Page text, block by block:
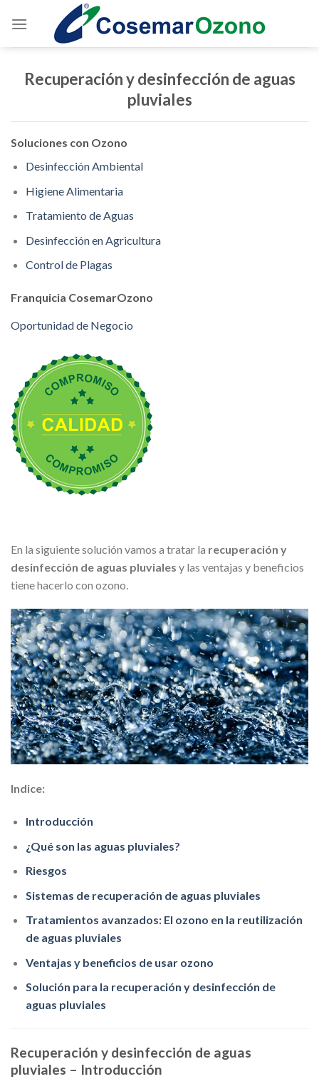
Recuperación y desinfección de aguas
pluviales
Soluciones con Ozono
Desinfección Ambiental
Higiene Alimentaria
Tratamiento de Aguas
Desinfección en Agricultura
Control de Plagas
Franquicia CosemarOzono
Oportunidad de Negocio
En la siguiente solución vamos a tratar la recuperación y
desinfección de aguas pluviales y las ventajas y beneficios
tiene hacerlo con ozono.
Indice:
Introducción
¿Qué son las aguas pluviales?
Riesgos
Sistemas de recuperación de aguas pluviales
Tratamientos avanzados: El ozono en la reutilización
de aguas pluviales
Ventajas y beneficios de usar ozono
Solución para la recuperación y desinfección de
aguas pluviales
Recuperación y desinfección de aguas
pluviales – Introducción